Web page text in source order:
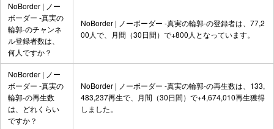
NoBorder | ノー
ボーダー -真実の
輪郭-のチャンネ
ル登録者数は、
何人ですか？
NoBorder | ノーボーダー -真実の輪郭-の登録者は、77,2
00人で、月間（30日間）で+800人となっています。
NoBorder | ノー
ボーダー -真実の
輪郭-の再生数
は、どれくらい
ですか？
NoBorder | ノーボーダー -真実の輪郭-の再生数は、133,
483,237再生で、月間（30日間）で+4,674,010再生獲得
しました。